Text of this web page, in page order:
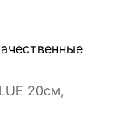
20см,